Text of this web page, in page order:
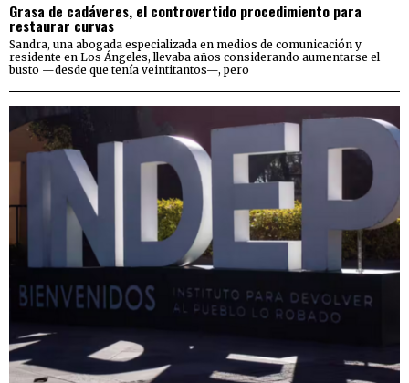
Grasa de cadáveres, el controvertido procedimiento para
restaurar curvas
Sandra, una abogada especializada en medios de comunicación y
residente en Los Ángeles, llevaba años considerando aumentarse el
busto —desde que tenía veintitantos—, pero